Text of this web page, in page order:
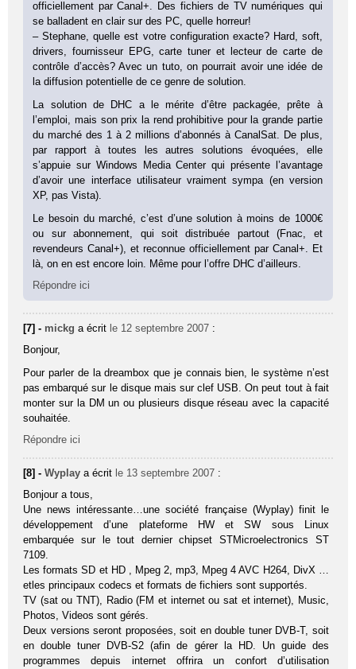
officiellement par Canal+. Des fichiers de TV numériques qui
se balladent en clair sur des PC, quelle horreur!
– Stephane, quelle est votre configuration exacte? Hard, soft,
drivers, fournisseur EPG, carte tuner et lecteur de carte de
contrôle d’accès? Avec un tuto, on pourrait avoir une idée de
la diffusion potentielle de ce genre de solution.
La solution de DHC a le mérite d’être packagée, prête à
l’emploi, mais son prix la rend prohibitive pour la grande partie
du marché des 1 à 2 millions d’abonnés à CanalSat. De plus,
par rapport à toutes les autres solutions évoquées, elle
s’appuie sur Windows Media Center qui présente l’avantage
d’avoir une interface utilisateur vraiment sympa (en version
XP, pas Vista).
Le besoin du marché, c’est d’une solution à moins de 1000€
ou sur abonnement, qui soit distribuée partout (Fnac, et
revendeurs Canal+), et reconnue officiellement par Canal+. Et
là, on en est encore loin. Même pour l’offre DHC d’ailleurs.
Répondre ici
[7] - mickg a écrit le 12 septembre 2007 :
Bonjour,
Pour parler de la dreambox que je connais bien, le système n’est
pas embarqué sur le disque mais sur clef USB. On peut tout à fait
monter sur la DM un ou plusieurs disque réseau avec la capacité
souhaitée.
Répondre ici
[8] -Wyplay a écrit le 13 septembre 2007 :
Bonjour a tous,
Une news intéressante…une société française (Wyplay) finit le
développement d’une plateforme HW et SW sous Linux
embarquée sur le tout dernier chipset STMicroelectronics ST
7109.
Les formats SD et HD , Mpeg 2, mp3, Mpeg 4 AVC H264, DivX …
etles principaux codecs et formats de fichiers sont supportés.
TV (sat ou TNT), Radio (FM et internet ou sat et internet), Music,
Photos, Videos sont gérés.
Deux versions seront proposées, soit en double tuner DVB-T, soit
en double tuner DVB-S2 (afin de gérer la HD. Un guide des
programmes depuis internet offrira un confort d’utilisation